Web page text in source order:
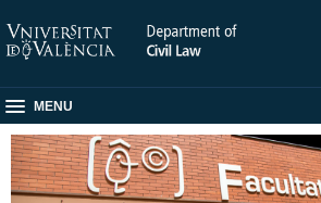
MENU